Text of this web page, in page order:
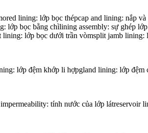
lining: lớp bọc thépcap and lining: nắp
lớp bọc bằng chìlining assembly: sự ghép
lớp bọc dưới trần vòmsplit jamb lining:
lớp đệm khớp li hợpgland lining: lớp
tính nước của lớp látreservoir